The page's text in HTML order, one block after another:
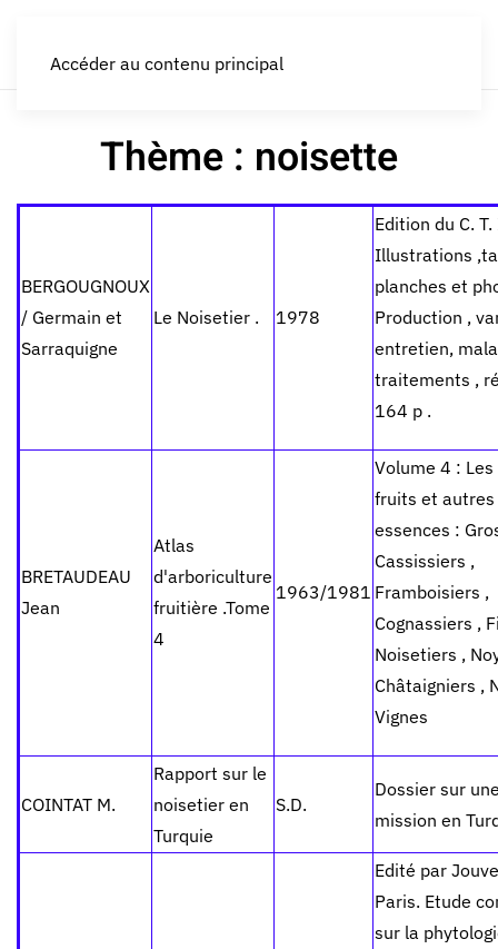
Accéder au contenu principal
Thème : noisette
BERGOUGNOUX
/ Germain et
Sarraquigne
Le Noisetier . 1978
Edition du C. T.
Illustrations
planches et
Production ,
entretien,
traitements ,
164 p .
BRETAUDEAU
Jean
Atlas
d'arboriculture
fruitière .Tome
4
1963/1981
Volume 4 :
fruits et autres
essences :
Cassissiers ,
Framboisiers ,
Cognassiers ,
Noisetiers ,
Châtaigniers ,
Vignes
COINTAT M.
Rapport sur le
noisetier en
Turquie
S.D.
Dossier sur
mission en
Edité par
Paris. Etude
sur la